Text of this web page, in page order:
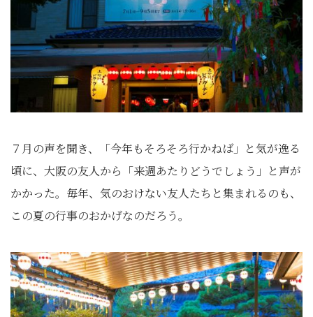
７月の声を聞き、「今年もそろそろ行かねば」と気が逸る
頃に、大阪の友人から「来週あたりどうでしょう」と声が
かかった。毎年、気のおけない友人たちと集まれるのも、
この夏の行事のおかげなのだろう。